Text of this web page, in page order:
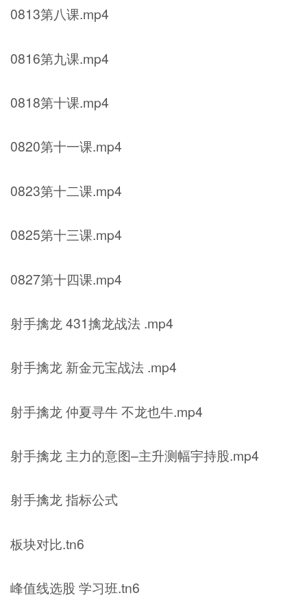
0813第八课.mp4
0816第九课.mp4
0818第十课.mp4
0820第十一课.mp4
0823第十二课.mp4
0825第十三课.mp4
0827第十四课.mp4
射手擒龙 431擒龙战法 .mp4
射手擒龙 新金元宝战法 .mp4
射手擒龙 仲夏寻牛 不龙也牛.mp4
射手擒龙 主力的意图–主升测幅宇持股.mp4
射手擒龙 指标公式
板块对比.tn6
峰值线选股 学习班.tn6